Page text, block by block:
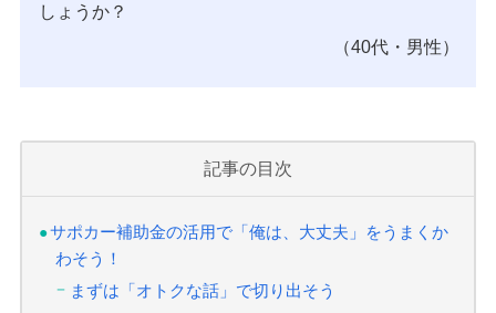
しょうか？
（40代・男性）
記事の目次
サポカー補助金の活用で「俺は、大丈夫」をうまくか
わそう！
まずは「オトクな話」で切り出そう